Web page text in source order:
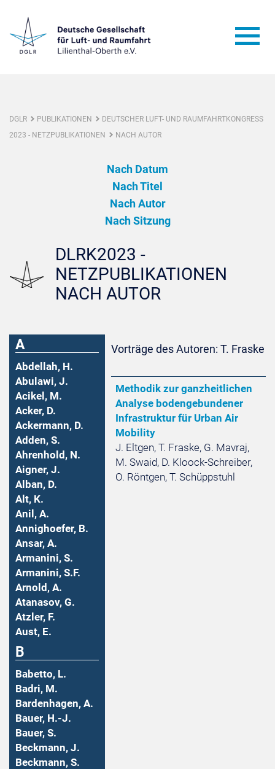
DGLR PUBLIKATIONEN
DEUTSCHER LUFT- UND RAUMFAHRTKONGRESS
2023 - NETZPUBLIKATIONEN
NACH AUTOR
Nach Datum
Nach Titel
Nach Autor
Nach Sitzung
DLRK2023 -
NETZPUBLIKATIONEN
NACH AUTOR
A
Abdellah, H.
Abulawi, J.
Acikel, M.
Acker, D.
Ackermann, D.
Adden, S.
Ahrenhold, N.
Aigner, J.
Alban, D.
Alt, K.
Anil, A.
Annighoefer, B.
Ansar, A.
Armanini, S.
Armanini, S.F.
Arnold, A.
Atanasov, G.
Atzler, F.
Aust, E.
B
Babetto, L.
Badri, M.
Bardenhagen, A.
Bauer, H.-J.
Bauer, S.
Beckmann, J.
Beckmann, S.
Vorträge des Autoren: T. Fraske
Methodik zur ganzheitlichen
Analyse bodengebundener
Infrastruktur für Urban Air
Mobility
J. Eltgen, T. Fraske, G. Mavraj,
M. Swaid, D. Kloock-Schreiber,
O. Röntgen, T. Schüppstuhl